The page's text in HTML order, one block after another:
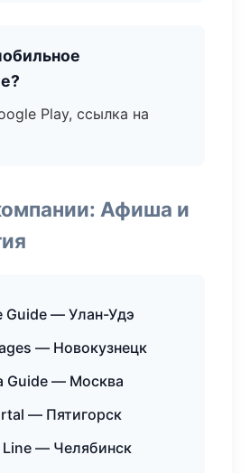
Play, ссылка на
Афиша и
Guide — Улан-Удэ
— Новокузнецк
Guide — Москва
— Пятигорск
Line — Челябинск